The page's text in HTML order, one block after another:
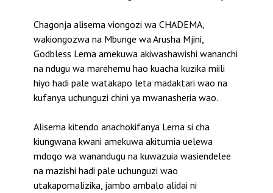
Chagonja alisema viongozi wa CHADEMA,
wakiongozwa na Mbunge wa Arusha Mjini,
Godbless Lema amekuwa akiwashawishi wananchi
na ndugu wa marehemu hao kuacha kuzika miili
hiyo hadi pale watakapo leta madaktari wao na
kufanya uchunguzi chini ya mwanasheria wao.
Alisema kitendo anachokifanya Lema si cha
kiungwana kwani amekuwa akitumia uelewa
mdogo wa wanandugu na kuwazuia wasiendelee
na mazishi hadi pale uchunguzi wao
utakapomalizika, jambo ambalo alidai ni